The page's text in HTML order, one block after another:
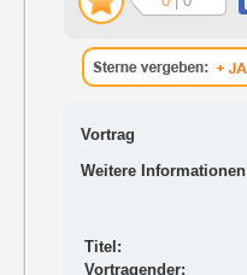
Vortrag
Weitere Informationen
Titel:
Vortragender: